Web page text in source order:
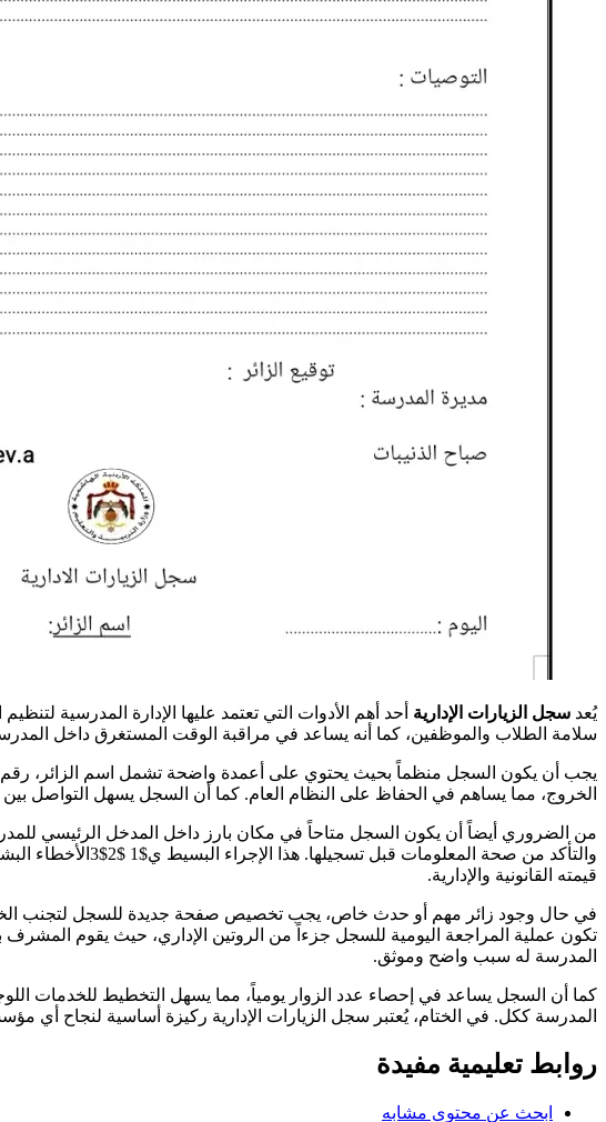
يُعد سجل الزيارات الإدارية أحد أهم الأدوات التي تعتمد عليها الإدارة المدرسية
سلامة الطلاب والموظفين، كما أنه يساعد في مراقبة الوقت المستغرق داخل
يجب أن يكون السجل منظماً بحيث يحتوي على أعمدة واضحة تشمل اسم الزائر، رقم
الخروج، مما يساهم في الحفاظ على النظام العام. كما أن السجل يسهل التواصل بين
من الضروري أيضاً أن يكون السجل متاحاً في مكان بارز داخل المدخل الرئيسي
والتأكد من صحة
قيمته القانونية والإدارية.
في حال وجود زائر مهم أو حدث خاص، يجب تخصيص صفحة جديدة للسجل لتجنب الخلط
تكون عملية المراجعة اليومية للسجل جزءاً من الروتين الإداري، حيث يقوم
المدرسة له سبب واضح وموثق.
كما أن السجل يساعد في إحصاء عدد الزوار يومياً، مما يسهل التخطيط للخدمات
المدرسة ككل. في الختام، يُعتبر سجل الزيارات الإدارية ركيزة أساسية لنجاح أي
روابط تعليمية مفيدة
ابحث عن محتوى مشابه